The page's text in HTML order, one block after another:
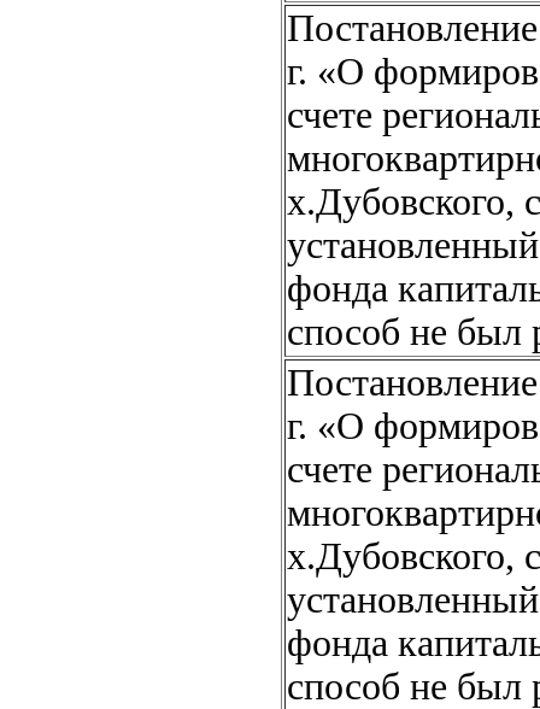
г. «О
счете
х.Дубовского,
фонда
способ не был
г. «О
счете
х.Дубовского,
фонда
способ не был